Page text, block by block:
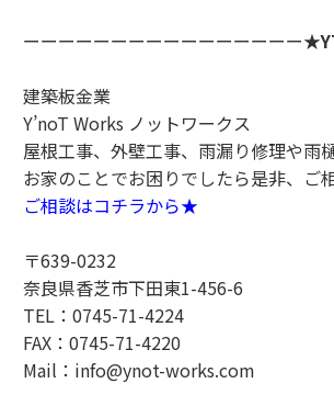
ーーーーーーーーーーーーーーーー★
建築板金業
Y’noT Works ノットワークス
屋根工事、外壁工事、雨漏り修理や雨
お家のことでお困りでしたら是非、ご
ご相談はコチラから★
〒639-0232
奈良県香芝市下田東1-456-6
TEL：0745-71-4224
FAX：0745-71-4220
Mail：info@ynot-works.com